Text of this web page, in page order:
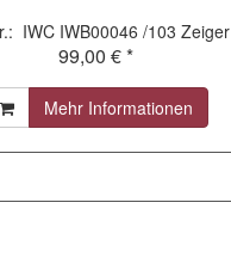
IWC IWB00046 /103 Zeiger
99,00 € *
Mehr Informationen